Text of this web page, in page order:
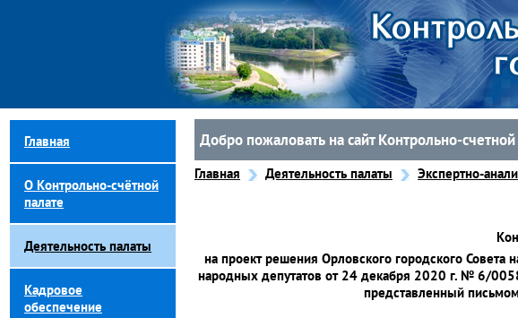
Главная
О Контрольно-счётной
палате
Деятельность палаты
Кадровое
обеспечение
Добро пожаловать на сайт Контрольно-
Главная Деятельность палаты Экспертно-
на проект решения Орловского городского
народных депутатов от 24 декабря 2020 г. № 6/
представленный